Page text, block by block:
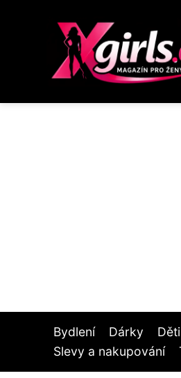
Bydlení Dárky Děti
Slevy a nakupování